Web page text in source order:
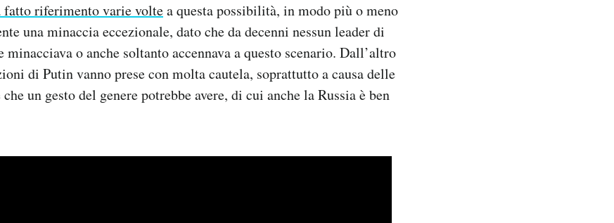
fatto riferimento varie voltea questa possibilità, in modo più o meno
una minaccia eccezionale, dato che da decenni nessun leader di
minacciava o anche soltanto accennava a questo scenario. Dall’altro
di Putin vanno prese con molta cautela, soprattutto a causa delle
un gesto del genere potrebbe avere, di cui anche la Russia è ben